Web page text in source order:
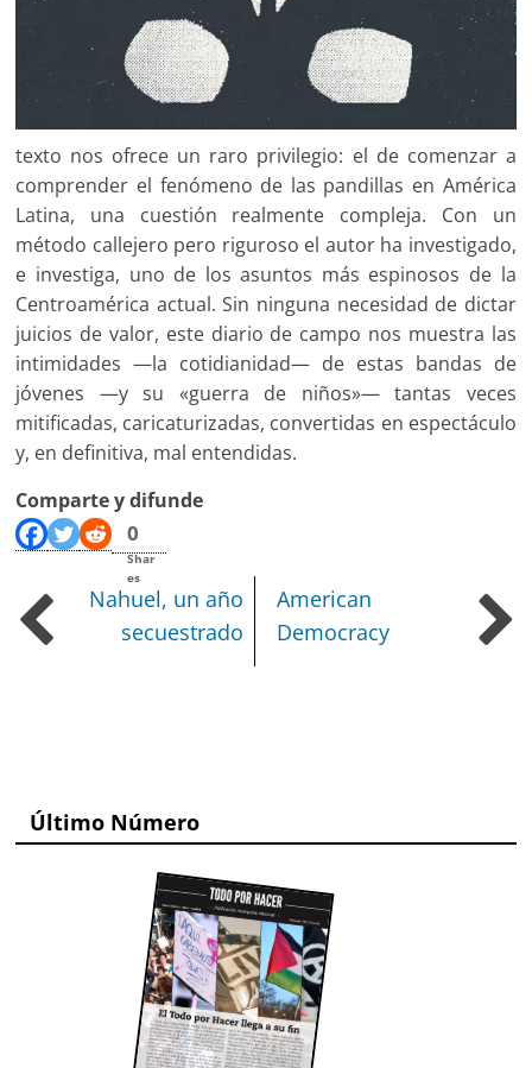
texto nos ofrece un raro privilegio: el de comenzar a
comprender el fenómeno de las pandillas en América
Latina, una cuestión realmente compleja. Con un
método callejero pero riguroso el autor ha investigado,
e investiga, uno de los asuntos más espinosos de la
Centroamérica actual. Sin ninguna necesidad de dictar
juicios de valor, este diario de campo nos muestra las
intimidades —la cotidianidad— de estas bandas de
jóvenes —y su «guerra de niños»— tantas veces
mitificadas, caricaturizadas, convertidas en espectáculo
y, en definitiva, mal entendidas.
Comparte y difunde
0
Shar
es
Nahuel, un año
secuestrado
American
Democracy
Último Número